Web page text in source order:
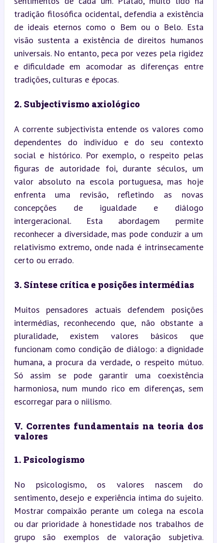
tradição filosófica ocidental, defendia a existência
de ideais eternos como o Bem ou o Belo. Esta
visão sustenta a existência de direitos humanos
universais. No entanto, peca por vezes pela rigidez
e dificuldade em acomodar as diferenças entre
tradições, culturas e épocas.
2. Subjectivismo axiológico
A corrente subjectivista entende os valores como
dependentes do indivíduo e do seu contexto
social e histórico. Por exemplo, o respeito pelas
figuras de autoridade foi, durante séculos, um
valor absoluto na escola portuguesa, mas hoje
enfrenta uma revisão, refletindo as novas
concepções de igualdade e diálogo
intergeracional. Esta abordagem permite
reconhecer a diversidade, mas pode conduzir a um
relativismo extremo, onde nada é intrinsecamente
certo ou errado.
3. Síntese crítica e posições intermédias
Muitos pensadores actuais defendem posições
intermédias, reconhecendo que, não obstante a
pluralidade, existem valores básicos que
funcionam como condição de diálogo: a dignidade
humana, a procura da verdade, o respeito mútuo.
Só assim se pode garantir uma coexistência
harmoniosa, num mundo rico em diferenças, sem
escorregar para o niilismo.
V. Correntes fundamentais na teoria dos
valores
1. Psicologismo
No psicologismo, os valores nascem do
sentimento, desejo e experiência íntima do sujeito.
Mostrar compaixão perante um colega na escola
ou dar prioridade à honestidade nos trabalhos de
grupo são exemplos de valoração subjetiva.